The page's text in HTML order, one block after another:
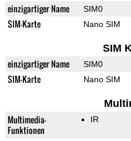
einzigartiger Name SIM0
SIM-Karte Nano SIM
SIM
einzigartiger Name SIM0
SIM-Karte Nano SIM
Multimedia-
Funktionen
IR